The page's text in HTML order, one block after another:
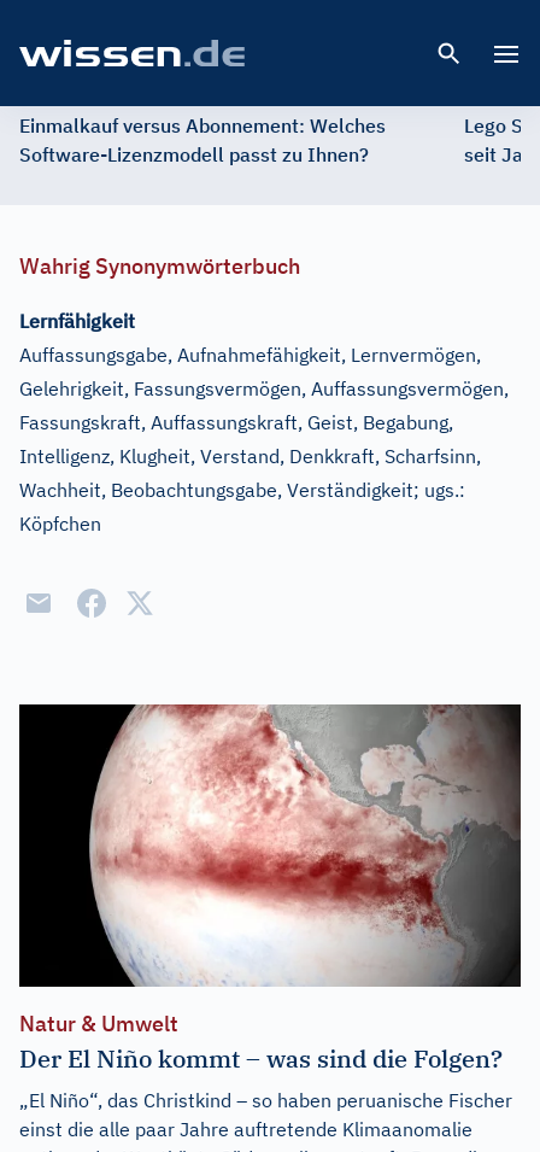
Einmalkauf versus Abonnement: Welches
Software-Lizenzmodell passt zu Ihnen?
Lego
seit
Wahrig Synonymwörterbuch
Lernfähigkeit
Auffassungsgabe, Aufnahmefähigkeit, Lernvermögen,
Gelehrigkeit, Fassungsvermögen, Auffassungsvermögen,
Fassungskraft, Auffassungskraft, Geist, Begabung,
Intelligenz, Klugheit, Verstand, Denkkraft, Scharfsinn,
Wachheit, Beobachtungsgabe, Verständigkeit; ugs.:
Köpfchen
Natur & Umwelt
Der El Niño kommt – was sind die Folgen?
„El Niño“, das Christkind – so haben peruanische Fischer
einst die alle paar Jahre auftretende Klimaanomalie